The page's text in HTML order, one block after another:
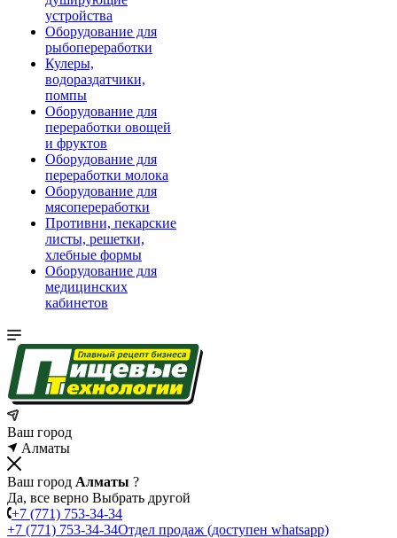
устройства
Оборудование для
рыбопереработки
Кулеры,
водораздатчики,
помпы
Оборудование для
переработки овощей
и фруктов
Оборудование для
переработки молока
Оборудование для
мясопереработки
Противни, пекарские
листы, решетки,
хлебные формы
Оборудование для
медицинских
кабинетов
Ваш город
Алматы
Ваш город Алматы ?
Да, все верно Выбрать другой
+7 (771) 753-34-34
+7 (771) 753-34-34Отдел продаж (доступен whatsapp)